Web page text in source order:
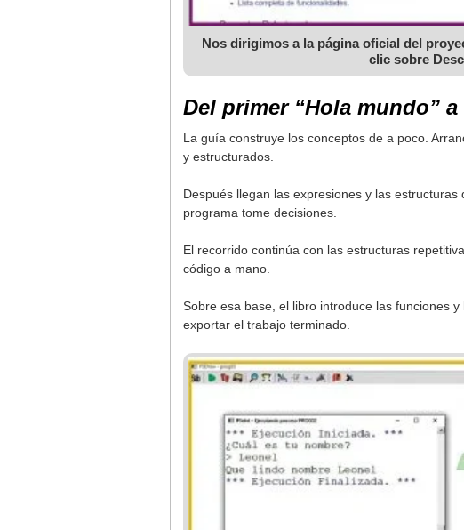
Nos dirigimos a la página oficial del
clic sobre
Del primer “Hola mundo”
La guía construye los conceptos de a poco.
y estructurados.
Después llegan las expresiones y las
programa tome decisiones.
El recorrido continúa con las estructuras
código a mano.
Sobre esa base, el libro introduce las funciones
exportar el trabajo terminado.